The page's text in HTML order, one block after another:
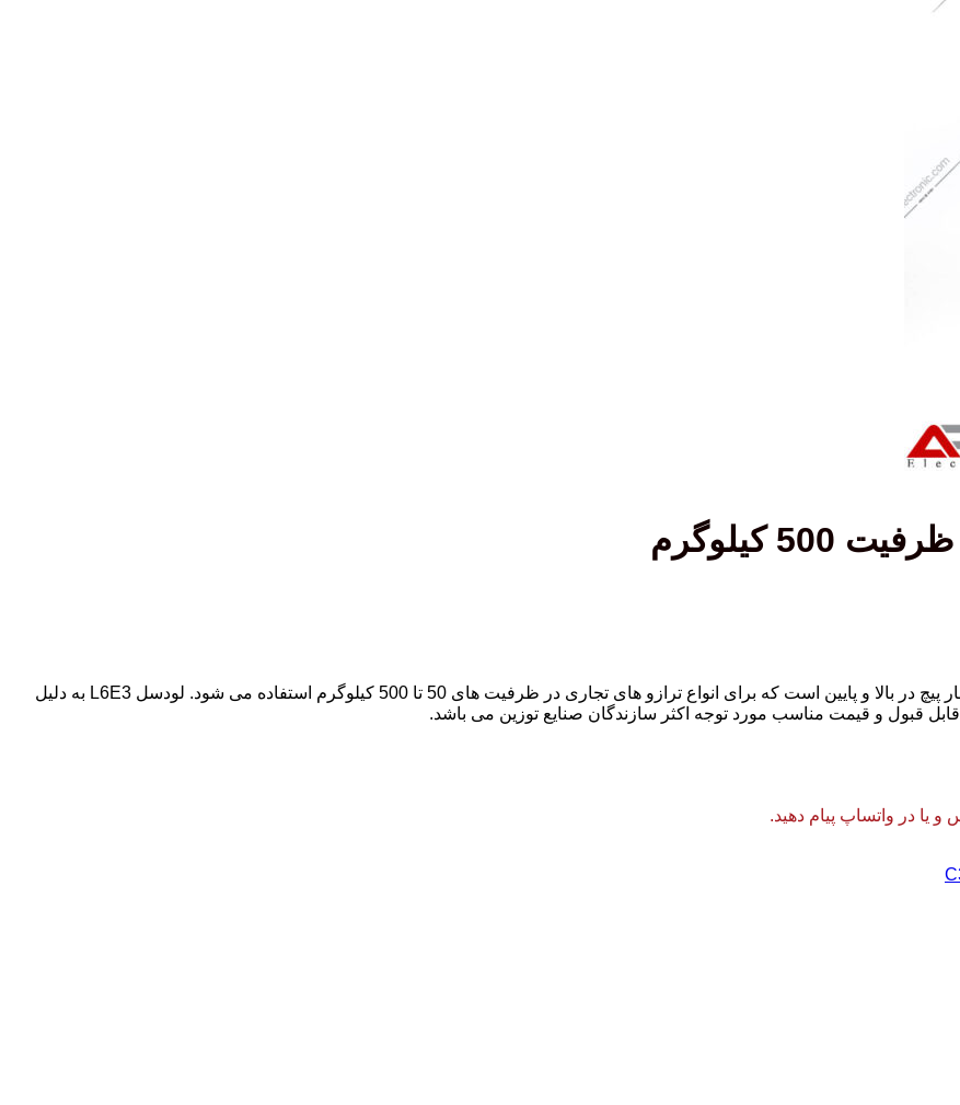
مدل L6E3 یکی از مناسب ترین لودسل های تک پایه با چهار پیچ در بالا و پایین است که برای انواع ترازو های تجاری در ظرفیت های 50 تا 500 کیلوگرم استفاده می شود. لودسل L6E3 به دلیل
قبول و قیمت مناسب مورد توجه اکثر سازندگان صنایع توزین می باشد.
در واتساپ پیام دهید.